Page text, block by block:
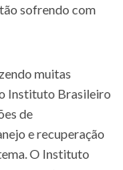
sofrendo com
muitas
Instituto Brasileiro
de
e recuperação
O Instituto